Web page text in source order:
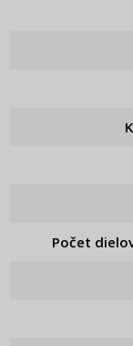
Počet